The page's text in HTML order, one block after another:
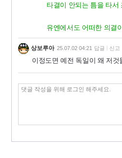
타결이 안되는 틈을 타서
유엔에서도 어떠한 의결
상보루아 25.07.02 04:21 답글 신고
이정도면 예전 독일이 왜 저